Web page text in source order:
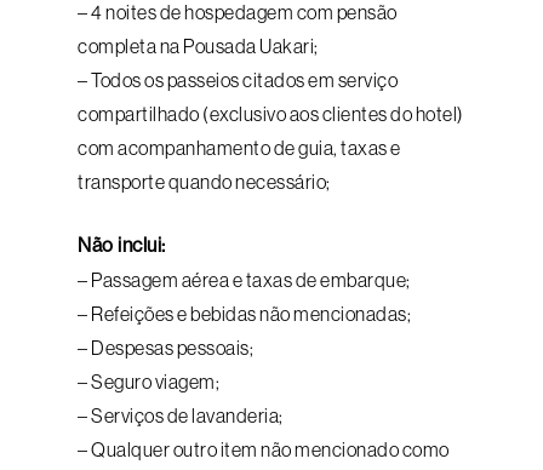
– 4 noites de hospedagem com pensão
completa na Pousada Uakari;
– Todos os passeios citados em serviço
compartilhado (exclusivo aos clientes do hotel)
com acompanhamento de guia, taxas e
transporte quando necessário;
Não inclui:
– Passagem aérea e taxas de embarque;
– Refeições e bebidas não mencionadas;
– Despesas pessoais;
– Seguro viagem;
– Serviços de lavanderia;
– Qualquer outro item não mencionado como